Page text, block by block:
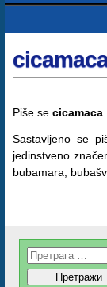
Piše se cicamaca
Sastavljeno se
jedinstveno
bubamara,